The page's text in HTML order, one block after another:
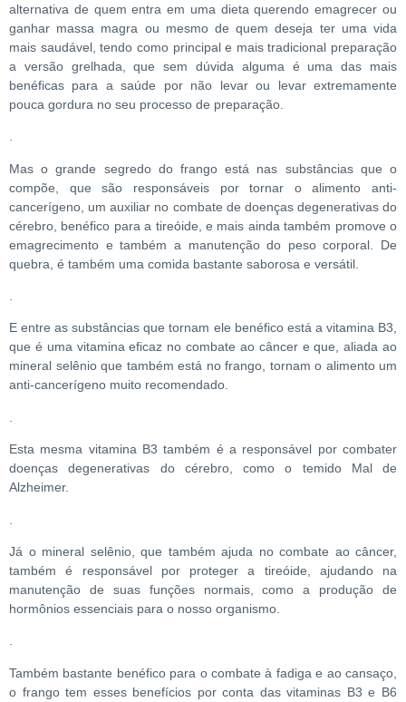
alternativa de quem entra em uma dieta querendo emagrecer ou
ganhar massa magra ou mesmo de quem deseja ter uma vida
mais saudável, tendo como principal e mais tradicional preparação
a versão grelhada, que sem dúvida alguma é uma das mais
benéficas para a saúde por não levar ou levar extremamente
pouca gordura no seu processo de preparação.
.
Mas o grande segredo do frango está nas substâncias que o
compõe, que são responsáveis por tornar o alimento anti-
cancerígeno, um auxiliar no combate de doenças degenerativas do
cérebro, benéfico para a tireóide, e mais ainda também promove o
emagrecimento e também a manutenção do peso corporal. De
quebra, é também uma comida bastante saborosa e versátil.
E entre as substâncias que tornam ele benéfico está a vitamina B3,
que é uma vitamina eficaz no combate ao câncer e que, aliada ao
mineral selênio que também está no frango, tornam o alimento um
anti-cancerígeno muito recomendado.
Esta mesma vitamina B3 também é a responsável por combater
doenças degenerativas do cérebro, como o temido Mal de
Alzheimer.
Já o mineral selênio, que também ajuda no combate ao câncer,
também é responsável por proteger a tireóide, ajudando na
manutenção de suas funções normais, como a produção de
hormônios essenciais para o nosso organismo.
.
Também bastante benéfico para o combate à fadiga e ao cansaço,
o frango tem esses benefícios por conta das vitaminas B3 e B6